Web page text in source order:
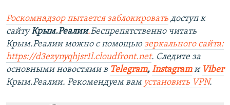
Роскомнадзор пытается заблокировать доступ к
сайтуКрым.Реалии.Беспрепятственно читать
Крым.Реалии можно с помощью зеркального сайта:
https://d3ezynyqhjsr1l.cloudfront.net. Следите за
основными новостями в Telegram, Instagramи Viber
Крым.Реалии. Рекомендуем вам установить VPN.